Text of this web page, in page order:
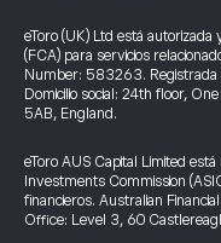
eToro (UK) Ltd está
(FCA) para servicios
Number: 583263.
Domicilio social: 24th floor,
5AB, England.
eToro AUS Capital Limited
Investments Commission
financieros. Australian
Office: Level 3, 60